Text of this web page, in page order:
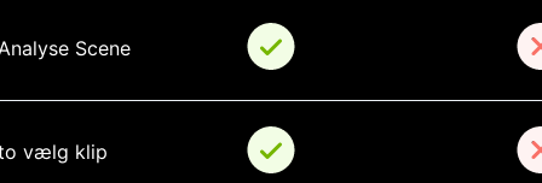
Scene
vælg klip